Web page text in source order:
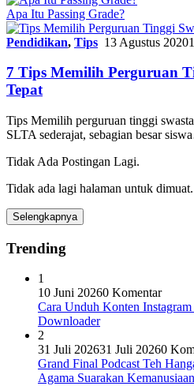
Apa Itu Passing Grade?
Pendidikan, Tips 13 Agustus 2020
7 Tips Memilih Perguruan
Tepat
Tips Memilih perguruan tinggi
SLTA sederajat, sebagian besar
Tidak Ada Postingan Lagi.
Tidak ada lagi halaman untuk dimuat.
Selengkapnya
Trending
1
10 Juni 20260 Komentar
Cara Unduh Konten
Downloader
2
31 Juli 202631 Juli 20260
Grand Final Podcast Teh
Agama Suarakan Kemanusiaan